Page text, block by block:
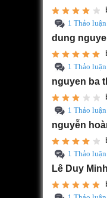
1 Thảo luận
dung
1 Thảo luận
nguyen ba
1 Thảo luận
nguyễn
1 Thảo luận
Lê Duy Minh